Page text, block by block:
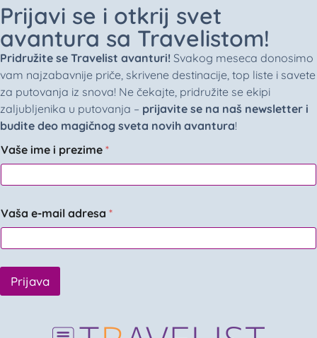
Prijavi se i otkrij svet
avantura sa Travelistom!
Pridružite se Travelist avanturi! Svakog meseca donosimo
vam najzabavnije priče, skrivene destinacije, top liste i savete
za putovanja iz snova! Ne čekajte, pridružite se ekipi
zaljubljenika u putovanja – prijavite se na naš newsletter i
budite deo magičnog sveta novih avantura!
Vaše ime i prezime *
Vaša e-mail adresa *
Prijava